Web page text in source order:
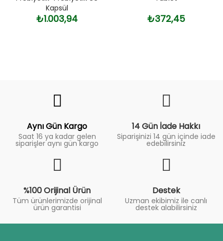
Kapsül
₺1.003,94 ₺372,45
Aynı Gün Kargo
Saat 16 ya kadar gelen
siparişler aynı gün kargo
14 Gün İade Hakkı
Siparişinizi 14 gün içinde iade
edebilirsiniz
%100 Orijinal Ürün
Tüm ürünlerimizde orijinal
ürün garantisi
Destek
Uzman ekibimiz ile canlı
destek alabilirsiniz